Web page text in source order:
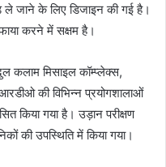
ले जाने के लिए डिजाइन की गई है।
करने में सक्षम है।
कलाम मिसाइल कॉम्प्लेक्स,
की विभिन्न प्रयोगशालाओं
किया गया है। उड़ान परीक्षण
की उपस्थिति में किया गया।